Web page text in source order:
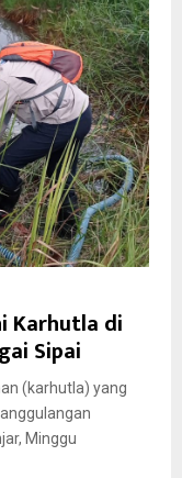
Karhutla di
Sipai
(karhutla) yang
Minggu